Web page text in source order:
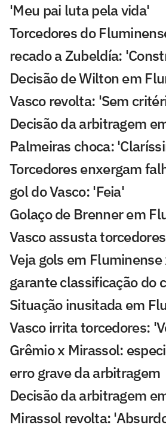
'Meu pai luta pela vida'
Torcedores do
recado a Zubeldía:
Decisão de Wilton em
Vasco revolta: 'Sem
Decisão da arbitragem
Palmeiras choca:
Torcedores enxergam
gol do Vasco: 'Feia'
Golaço de Brenner em
Vasco assusta
Veja gols em Fluminense
garante classificação do
Situação inusitada em
Vasco irrita torcedores:
Grêmio x Mirassol:
erro grave da arbitragem
Decisão da arbitragem
Mirassol revolta: